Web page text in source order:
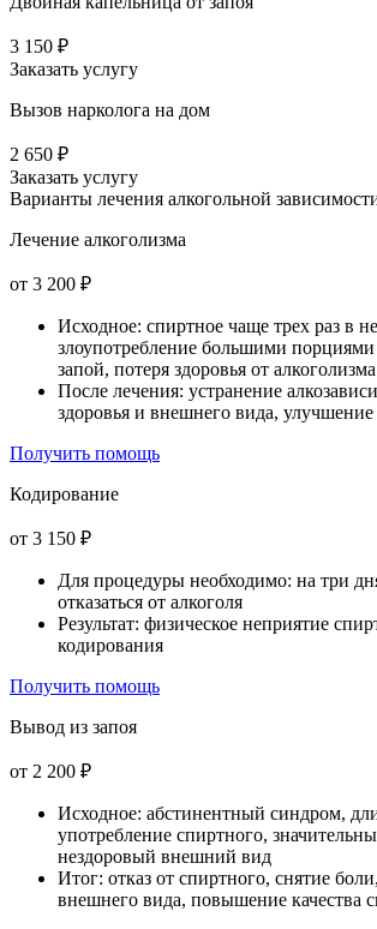
3 150 ₽
Заказать услугу
Вызов нарколога на дом
2 650 ₽
Заказать услугу
Варианты лечения алкогольной
Лечение алкоголизма
от 3 200 ₽
Исходное: спиртное чаще трех раз в
злоупотребление большими порциями
запой, потеря здоровья от алкоголизма
После лечения: устранение
здоровья и внешнего вида,
Получить помощь
Кодирование
от 3 150 ₽
Для процедуры необходимо: на три
отказаться от алкоголя
Результат: физическое неприятие
кодирования
Получить помощь
Вывод из запоя
от 2 200 ₽
Исходное: абстинентный синдром,
употребление спиртного,
нездоровый внешний вид
Итог: отказ от спиртного, снятие
внешнего вида, повышение качества